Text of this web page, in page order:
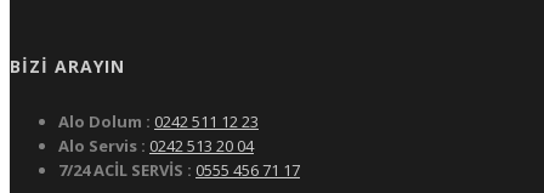
BIZI ARAYIN
Alo Dolum : 0242 511 12 23
Alo Servis : 0242 513 20 04
7/24 ACİL SERVİS : 0555 456 71 17